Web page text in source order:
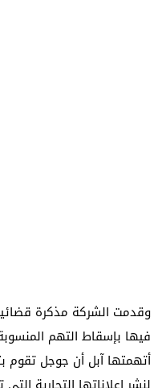
وقدمت الشركة مذكرة
فيها بإسقاط التهم
أتهمتها آبل أن جوجل